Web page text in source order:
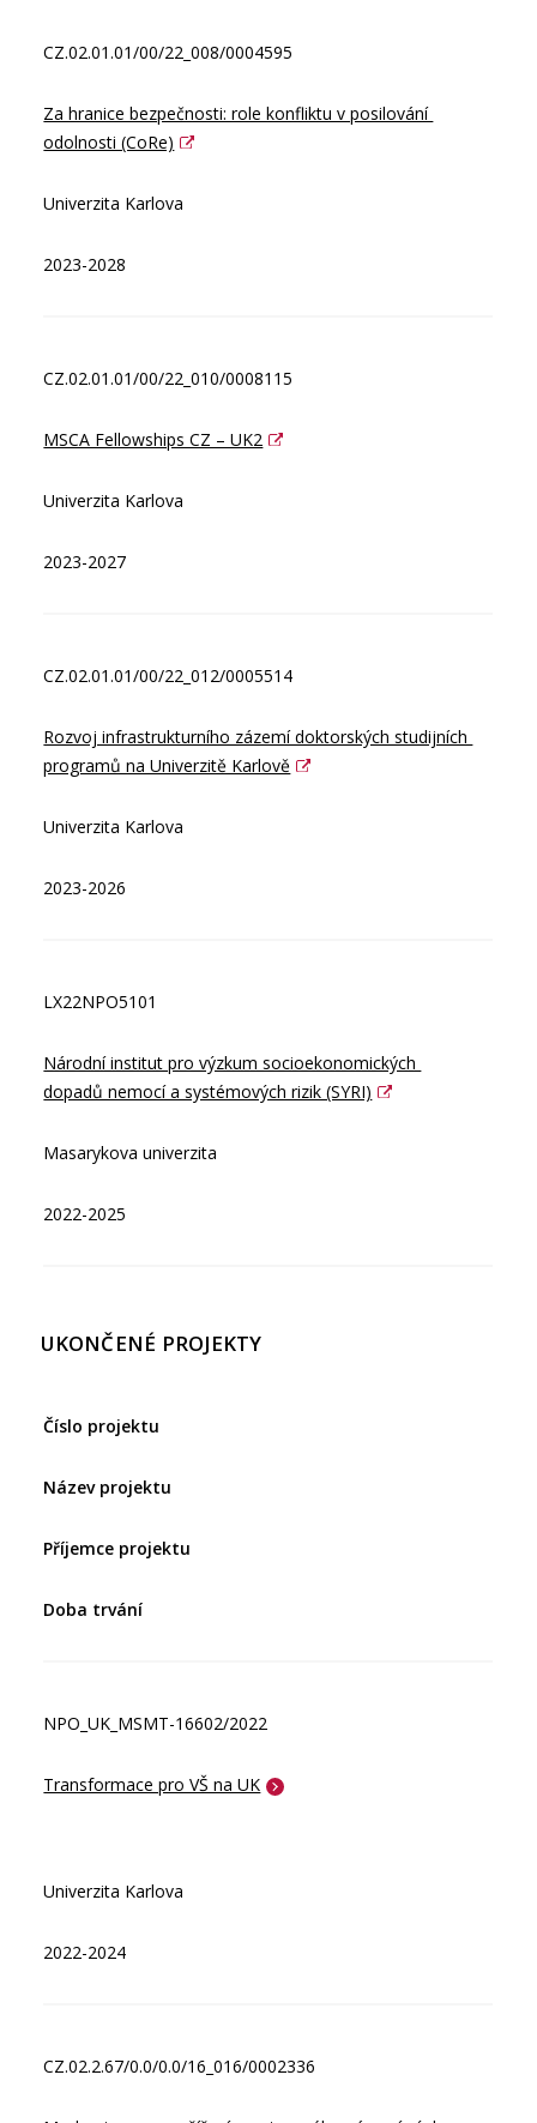
CZ.02.01.01/00/22_008/0004595
Za hranice bezpečnosti: role konfliktu v posilování
odolnosti (CoRe)
Univerzita Karlova
2023-2028
CZ.02.01.01/00/22_010/0008115
MSCA Fellowships CZ – UK2
Univerzita Karlova
2023-2027
CZ.02.01.01/00/22_012/0005514
Rozvoj infrastrukturního zázemí doktorských studijních
programů na Univerzitě Karlově
Univerzita Karlova
2023-2026
LX22NPO5101
Národní institut pro výzkum socioekonomických
dopadů nemocí a systémových rizik (SYRI)
Masarykova univerzita
2022-2025
UKONČENÉ PROJEKTY
Číslo projektu
Název projektu
Příjemce projektu
Doba trvání
NPO_UK_MSMT-16602/2022
Transformace pro VŠ na UK
Univerzita Karlova
2022-2024
CZ.02.2.67/0.0/0.0/16_016/0002336